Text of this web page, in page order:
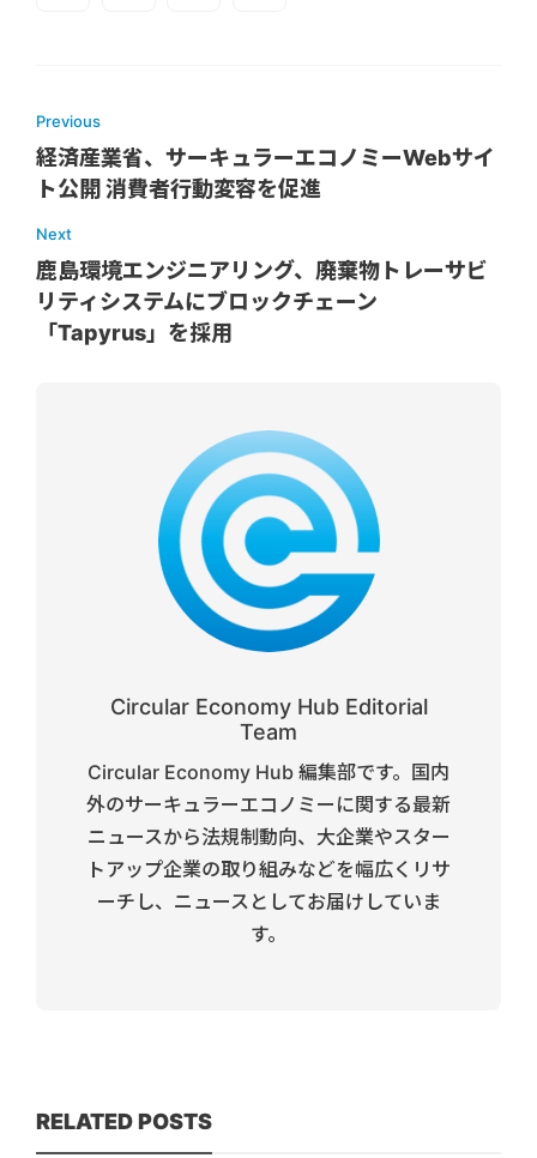
Previous
経済産業省、サーキュラーエコノミーWebサイ
ト公開 消費者行動変容を促進
Next
鹿島環境エンジニアリング、廃棄物トレーサビ
リティシステムにブロックチェーン
「Tapyrus」を採用
Circular Economy Hub Editorial
Team
Circular Economy Hub 編集部です。国内
外のサーキュラーエコノミーに関する最新
ニュースから法規制動向、大企業やスター
トアップ企業の取り組みなどを幅広くリサ
ーチし、ニュースとしてお届けしていま
す。
RELATED POSTS